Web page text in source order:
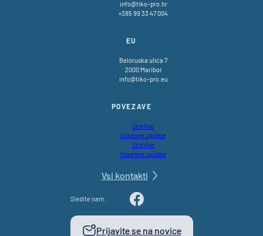
info@tiko-pro.hr
+385 99 33 47 004
EU
Beloruska ulica 7
2000 Maribor
info@tiko-pro.eu
POVEZAVE
Storitve
Uspešne zgodbe
Storitve
Uspešne zgodbe
Vsi kontakti
Sledite nam:
LinkedIn
YouTube
Prijavite se na novice